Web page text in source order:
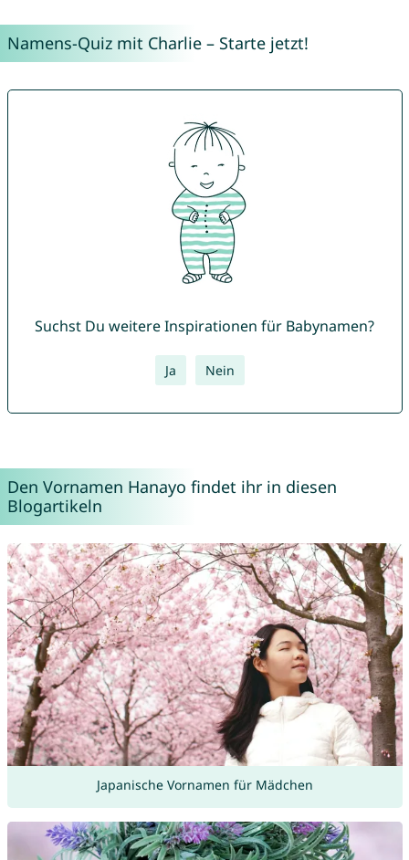
Namens-Quiz mit Charlie – Starte jetzt!
Suchst Du weitere Inspirationen für Babynamen?
Ja Nein
Den Vornamen Hanayo findet ihr in diesen
Blogartikeln
Japanische Vornamen für Mädchen